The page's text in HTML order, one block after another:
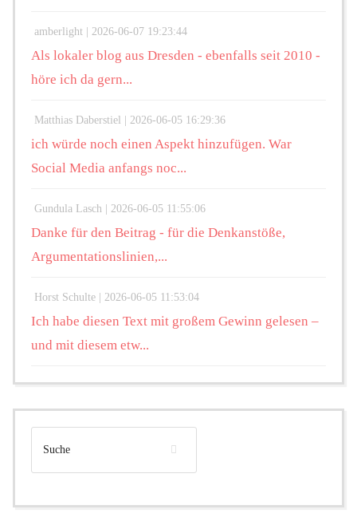
amberlight | 2026-06-07 19:23:44
Als lokaler blog aus Dresden - ebenfalls seit 2010 -
höre ich da gern...
Matthias Daberstiel | 2026-06-05 16:29:36
ich würde noch einen Aspekt hinzufügen. War
Social Media anfangs noc...
Gundula Lasch | 2026-06-05 11:55:06
Danke für den Beitrag - für die Denkanstöße,
Argumentationslinien,...
Horst Schulte | 2026-06-05 11:53:04
Ich habe diesen Text mit großem Gewinn gelesen –
und mit diesem etw...